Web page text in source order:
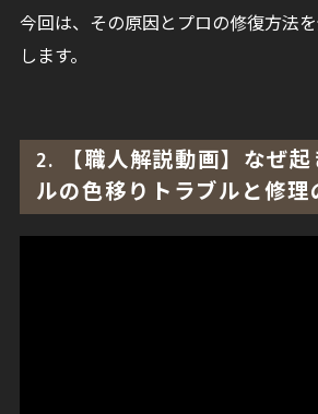
今回は、その原因とプロの修復方法
します。
2. 【職人解説動画】なぜ
ルの色移りトラブルと修理